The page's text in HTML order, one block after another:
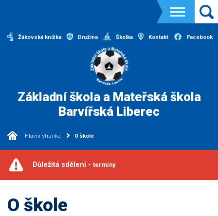
Žákovská knížka Družina Školka Kontakt Facebook
Základní škola a Mateřská škola
Barvířská Liberec
Hlavní stránka O škole
Důležitá sdělení - termíny
O škole